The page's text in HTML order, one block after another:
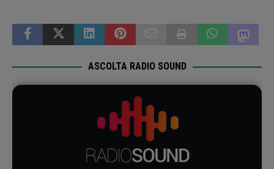
ASCOLTA RADIO SOUND